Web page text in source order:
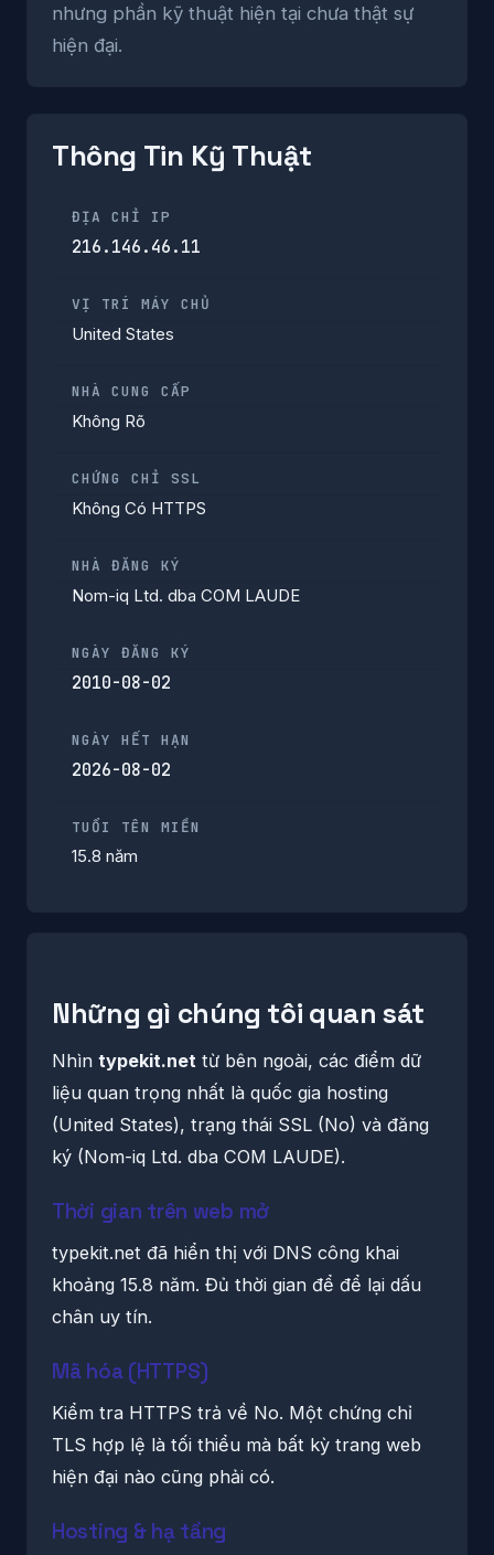
nhưng phần kỹ thuật hiện tại chưa thật sự
hiện đại.
Thông Tin Kỹ Thuật
ĐỊA CHỈ IP
216.146.46.11
VỊ TRÍ MÁY CHỦ
United States
NHÀ CUNG CẤP
Không Rõ
CHỨNG CHỈ SSL
Không Có HTTPS
NHÀ ĐĂNG KÝ
Nom-iq Ltd. dba COM LAUDE
NGÀY ĐĂNG KÝ
2010-08-02
NGÀY HẾT HẠN
2026-08-02
TUỔI TÊN MIỀN
15.8 năm
Những gì chúng tôi quan sát
Nhìn typekit.net từ bên ngoài, các điểm dữ
liệu quan trọng nhất là quốc gia hosting
(United States), trạng thái SSL (No) và đăng
ký (Nom-iq Ltd. dba COM LAUDE).
Thời gian trên web mở
typekit.net đã hiển thị với DNS công khai
khoảng 15.8 năm. Đủ thời gian để để lại dấu
chân uy tín.
Mã hóa (HTTPS)
Kiểm tra HTTPS trả về No. Một chứng chỉ
TLS hợp lệ là tối thiểu mà bất kỳ trang web
hiện đại nào cũng phải có.
Hosting & hạ tầng